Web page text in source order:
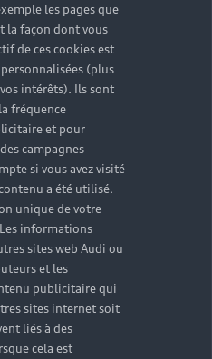
les pages que
la façon dont vous
de ces cookies est
(plus
intérêts). Ils sont
fréquence
et pour
campagnes
si vous avez visité
a été utilisé.
unique de votre
informations
sites web Audi ou
et les
publicitaire qui
sites internet soit
liés à des
cela est